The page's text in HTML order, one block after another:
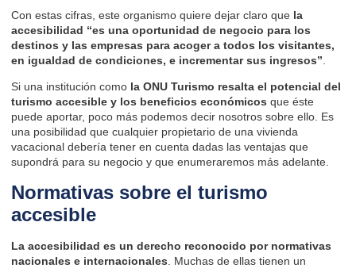
Con estas cifras, este organismo quiere dejar claro que la
accesibilidad “es una oportunidad de negocio para los
destinos y las empresas para acoger a todos los visitantes,
en igualdad de condiciones, e incrementar sus ingresos”
Si una institución como la ONU Turismo resalta el potencial del
turismo accesible y los beneficios económicos que éste
puede aportar, poco más podemos decir nosotros sobre ello. Es
una posibilidad que cualquier propietario de una vivienda
vacacional debería tener en cuenta dadas las ventajas que
supondrá para su negocio y que enumeraremos más adelante.
Normativas sobre el turismo
accesible
La accesibilidad es un derecho reconocido por normativas
nacionales e internacionales . Muchas de ellas tienen un